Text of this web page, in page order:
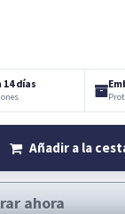
días
Añadir a la
ahora